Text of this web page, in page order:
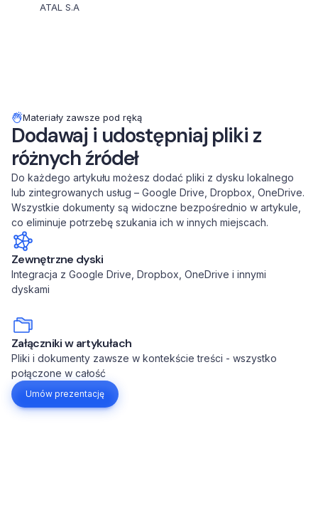
ATAL S.A
Materiały zawsze pod ręką
Dodawaj i udostępniaj pliki z
różnych źródeł
Do każdego artykułu możesz dodać pliki z dysku lokalnego
lub zintegrowanych usług – Google Drive, Dropbox, OneDrive.
Wszystkie dokumenty są widoczne bezpośrednio w artykule,
co eliminuje potrzebę szukania ich w innych miejscach.
Zewnętrzne dyski
Integracja z Google Drive, Dropbox, OneDrive i innymi
dyskami
Załączniki w artykułach
Pliki i dokumenty zawsze w kontekście treści - wszystko
połączone w całość
Umów prezentację